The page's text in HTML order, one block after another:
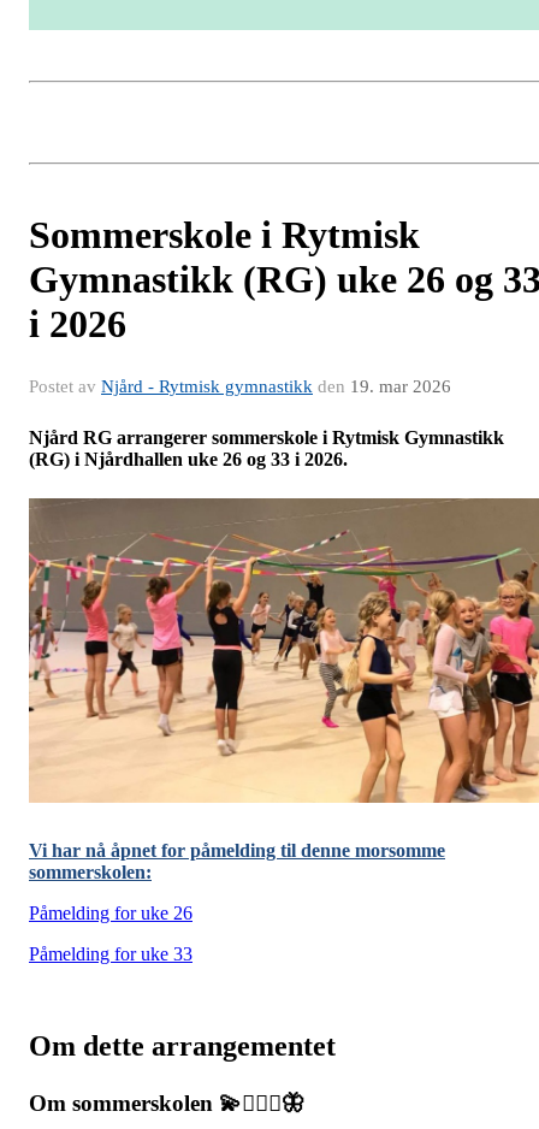
Sommerskole i Rytmisk
Gymnastikk (RG) uke 26 og
i 2026
Postet av Njård - Rytmisk gymnastikk den 19. mar 2026
Njård RG arrangerer sommerskole i Rytmisk Gymnastikk
(RG) i Njårdhallen uke 26 og 33 i 2026.
Vi har nå åpnet for påmelding til denne morsomme
sommerskolen:
Påmelding for uke 26
Påmelding for uke 33
Om dette arrangementet
Om sommerskolen 💫🤸🏻‍♀️🦋